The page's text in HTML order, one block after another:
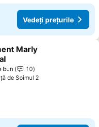
Vedeți prețurile
la favorite
Marly
bun
10
de Soimul 2